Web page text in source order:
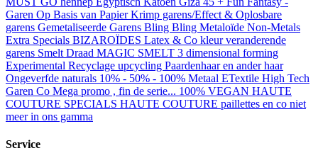
Garen Op Basis van PapierKrimp garens/Effect & Oplosbare
garens Gemetaliseerde Garens Bling Bling Metaloïde Non-Metals
Extra Specials BIZAROÏDES Latex & Co kleur veranderende
garens Smelt Draad MAGIC SMELT 3 dimensional forming
Experimental Recyclage upcycling Paardenhaar en ander haar
Ongeverfde naturals 10% - 50% - 100% Metaal ETextile High Tech
Garen Co Mega promo , fin de serie... 100% VEGAN HAUTE
COUTURE SPECIALS HAUTE COUTURE paillettes en co niet
meer in ons gamma
Service